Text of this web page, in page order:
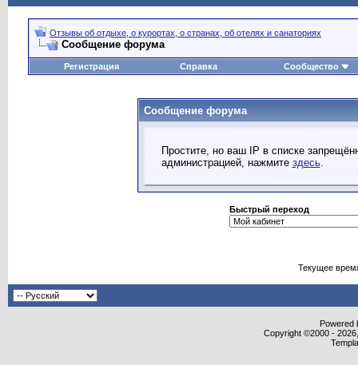
Отзывы об отдыхе, о курортах, о странах, об отелях и санаториях
Сообщение форума
Регистрация Справка Сообщество
Сообщение форума
Простите, но ваш IP в списке
администрацией, нажмите здесь.
Быстрый переход
Текущее
Powered
Copyright ©2000 -